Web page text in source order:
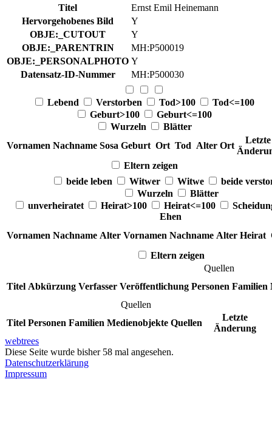
Titel
Ernst Emil Heinemann
Hervorgehobenes Bild
Y
OBJE:_CUTOUT
Y
OBJE:_PARENTRIN
MH:P500019
OBJE:_PERSONALPHOTO Y
Datensatz-ID-Nummer
MH:P500030
Lebend Verstorben Tod>100
Tod<=100
Geburt>100
Geburt<=100
Wurzeln
Blätter
Vornamen Nachname Sosa Geburt Ort Tod Alter Ort
Letzte
Eltern zeigen
beide leben
Witwer Witwe
beide
Wurzeln
Blätter
unverheiratet
Heirat>100 Heirat<=100
Ehen
Vornamen Nachname Alter Vornamen Nachname Alter Heirat
Eltern zeigen
Quellen
Titel Abkürzung Verfasser Veröffentlichung Personen Familien
Quellen
Titel Personen Familien Medienobjekte Quellen
Letzte
Änderung
webtrees
Diese Seite wurde bisher 58 mal angesehen.
Datenschutzerklärung
Impressum